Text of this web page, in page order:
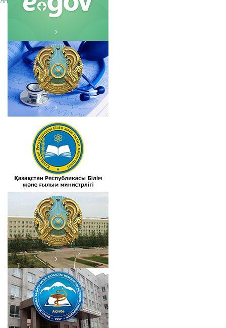
ҚР Денсаулық сақтау
министрлігі
Ақ төбе облысының әкімдігі